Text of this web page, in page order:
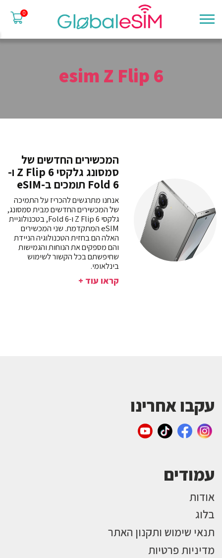
0
esim Z Flip 6
המכשירים החדשים של
סמסונג גלקסי Z Flip 6 ו-
Fold 6 תומכים ב-eSIM
אנחנו מתרגשים להכריז על התמיכה
של המכשירים החדשים מבית סמסונג,
גלקסי Z Flip 6 ו-Fold 6, בטכנולוגיית
eSIM המתקדמת. שני המכשירים
האלה הם בחזית הטכנולוגיה הניידת
והם מספקים את הנוחות והגמישות
שחיפשתם בכל הקשור לשימוש
בינלאומי.
קראו עוד +
עקבו אחרינו
עמודים
אודות
בלוג
תנאי שימוש ותקנון האתר
מדיניות פרטיות